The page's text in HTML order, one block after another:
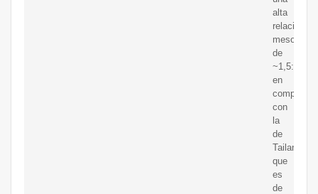
alta
relación
de
~1,5:1
en
con
la
de
Tailandia
que
es
de